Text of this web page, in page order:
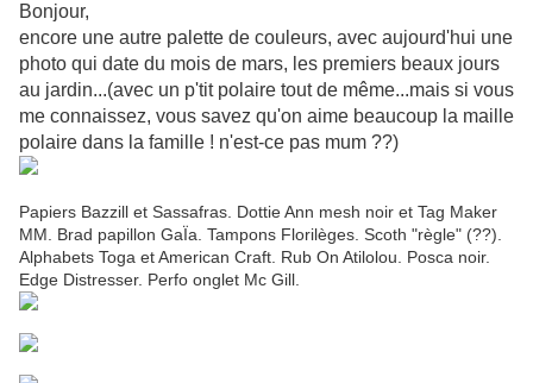
Bonjour,
encore une autre palette de couleurs, avec aujourd'hui une
photo qui date du mois de mars, les premiers beaux jours
au jardin...(avec un p'tit polaire tout de même...mais si vous
me connaissez, vous savez qu'on aime beaucoup la maille
polaire dans la famille ! n'est-ce pas mum ??)
Papiers Bazzill et Sassafras. Dottie Ann mesh noir et Tag Maker
MM. Brad papillon GaÏa. Tampons Florilèges. Scoth "règle" (??).
Alphabets Toga et American Craft. Rub On Atilolou. Posca noir.
Edge Distresser. Perfo onglet Mc Gill.